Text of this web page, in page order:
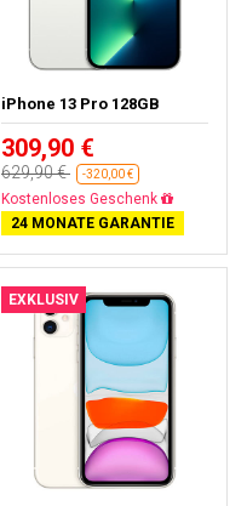
iPhone 13 Pro 128GB
309,90 €
629,90 € -320,00 €
Gratisversand
24 MONATE GARANTIE
EXKLUSIV